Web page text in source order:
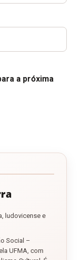
a próxima
ludovicense e
Social –
UFMA, com